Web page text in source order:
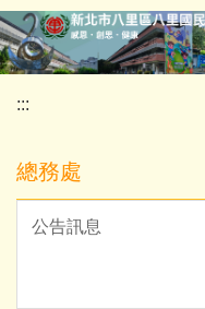
跳
到
主
區
:::
總務處